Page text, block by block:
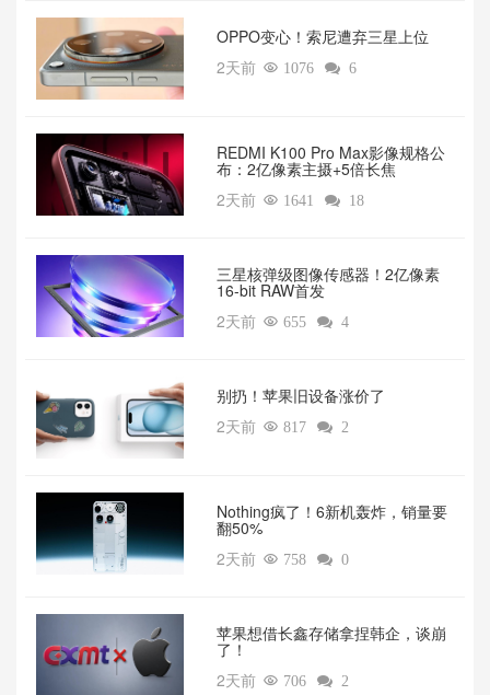
OPPO变心！索尼遭弃三星上位‌
2天前  1076  6
REDMI K100 Pro Max影像规格公
布：2亿像素主摄+5倍长焦
2天前  1641  18
三星核弹级图像传感器！2亿像素
16-bit RAW首发
2天前  655  4
别扔！苹果旧设备涨价了‌
2天前  817  2
‌Nothing疯了！6新机轰炸，销量要
翻50%‌
2天前  758  0
苹果想借长鑫存储拿捏韩企，谈崩
了！
2天前  706  2